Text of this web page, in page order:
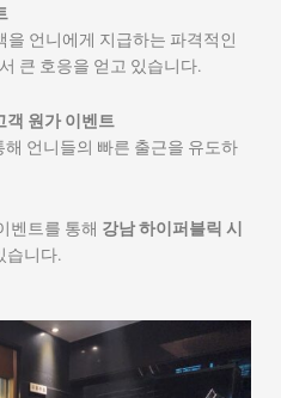
을 언니에게 지급하는 파격적인
큰 호응을 얻고 있습니다.
객 원가 이벤트
언니들의 빠른 출근을 유도하
벤트를 통해 강남 하이퍼블릭 시
습니다.